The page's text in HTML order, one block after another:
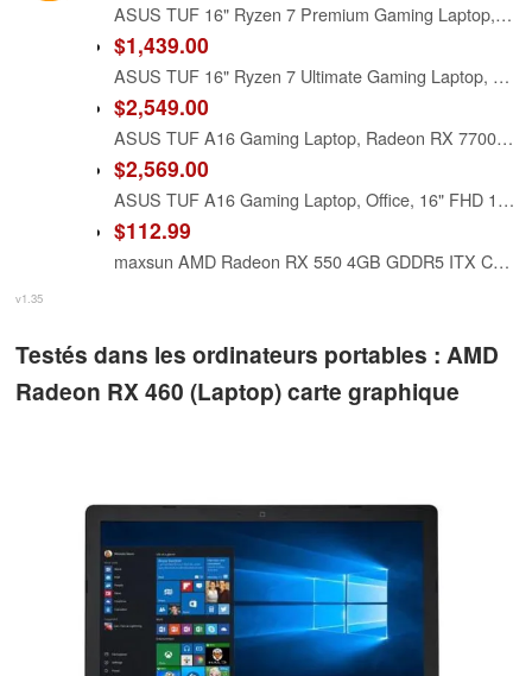
ASUS TUF 16" Ryzen 7 Premium Gaming Laptop, 16" FHD+ 165Hz, AMD Ryzen 7 7735HS (Beats Intel i7-13700H), AMD Radeon RX 7700S (Beats GeForce RTX 4060), 16GB DDR5 RAM, 1TB SSD, RGB Backlit KB, W11 Pro
$1,439.00
ASUS TUF 16" Ryzen 7 Ultimate Gaming Laptop, 16" FHD+ 165Hz, AMD Ryzen 7 7735HS, AMD Radeon RX 7700S (Beats GeForce RTX 4060), 32GB DDR5 RAM, 1TB SSD, RGB Backlit KB, Wi-Fi 6, Windows 11 Home, Black
$2,549.00
ASUS TUF A16 Gaming Laptop, Radeon RX 7700S 8 GB(Beats RTX 4060), AMD Ryzen 7 7735HS(Up to 4.75 GHz, Beats i7-13620H), 16" FHD 165 Hz, 64 GB DDR5, 4 TB SSD, Wi-Fi 6, Windows 11 Pro, Accessories
$2,569.00
ASUS TUF A16 Gaming Laptop, Office, 16" FHD 165 Hz, Radeon RX 7700S 8 GB(Beats RTX 4060), AMD Ryzen 7 7735HS(Up to 4.75 GHz, Beats i7-13620H), 64 GB DDR5, 4 TB SSD, Wi-Fi 6, Windows 11 Pro
$112.99
maxsun AMD Radeon RX 550 4GB GDDR5 ITX Computer PC Gaming Video Graphics Card GPU 128-Bit DirectX 12 PCI Express X16 3.0 DVI-D Dual Link, HDMI, DisplayPort
v1.35
Testés dans les ordinateurs portables : AMD
Radeon RX 460 (Laptop) carte graphique